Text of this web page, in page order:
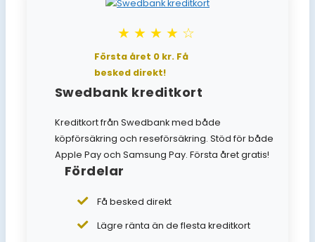
★★★★☆
Första året 0 kr. Få
besked direkt!
Swedbank kreditkort
Kreditkort från Swedbank med både
köpförsäkring och reseförsäkring. Stöd för både
Apple Pay och Samsung Pay. Första året gratis!
Fördelar
Få besked direkt
Lägre ränta än de flesta kreditkort